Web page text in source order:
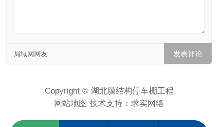
局域网网友
Copyright © 湖北膜结构停车棚工程
网站地图 技术支持： 求实网络